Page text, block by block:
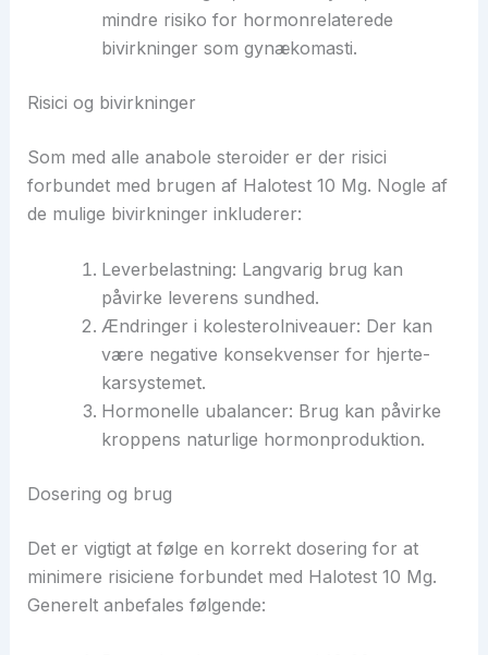
mindre risiko for hormonrelaterede
bivirkninger som gynækomasti.
Risici og bivirkninger
Som med alle anabole steroider er der risici
forbundet med brugen af Halotest 10 Mg. Nogle af
de mulige bivirkninger inkluderer:
Leverbelastning: Langvarig brug kan
påvirke leverens sundhed.
Ændringer i kolesterolniveauer: Der kan
være negative konsekvenser for hjerte-
karsystemet.
Hormonelle ubalancer: Brug kan påvirke
kroppens naturlige hormonproduktion.
Dosering og brug
Det er vigtigt at følge en korrekt dosering for at
minimere risiciene forbundet med Halotest 10 Mg.
Generelt anbefales følgende: